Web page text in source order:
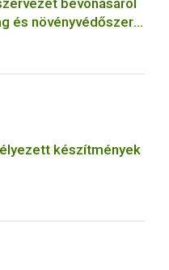
és növényvédőszer
meglévő engedély
irányuló
készítmények